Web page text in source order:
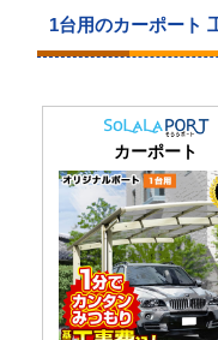
1台用のカーポート
カーポート